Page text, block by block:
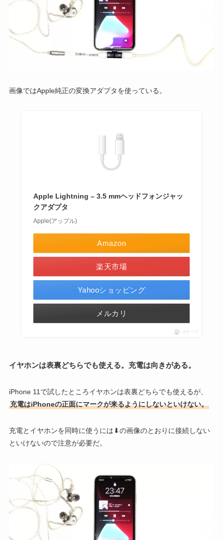
画像ではApple純正の変換アダプタを使っている。
Apple Lightning – 3.5 mmヘッドフォンジャッ
クアダプタ
Apple(アップル)
Amazon
楽天市場
Yahooショッピング
メルカリ
ポチップ
イヤホンは表裏どちらでも使える。充電は向きがある。
iPhone 11で試したところイヤホンは表裏どちらでも使えるが、
充電はiPhoneの正面にマークが来るようにしないといけない。
充電とイヤホンを同時に使うには⬇の画像のとおりに接続しない
といけないので注意が必要だ。